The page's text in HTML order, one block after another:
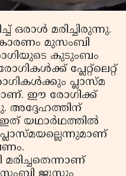
ഒരാള്‍ മരിച്ചിരുന്നു.
മുസംബി
കുടുംബം
പ്ലേറ്റ്ലെറ്റ്
പ്ലാസ്മ
ഈ രോഗിക്ക്
അദ്ദേഹത്തിന്
യഥാര്‍ഥത്തില്‍